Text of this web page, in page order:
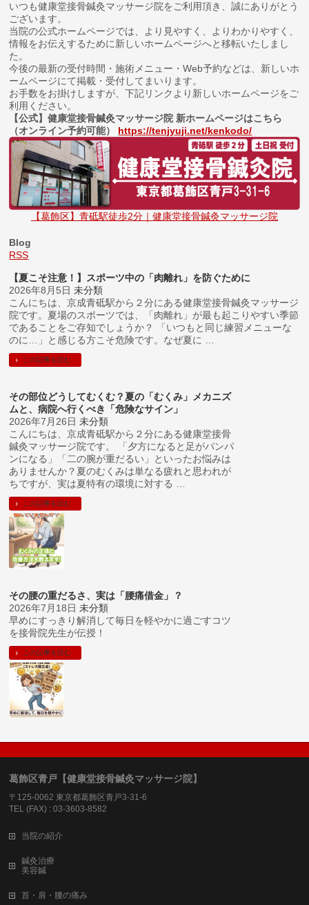
いつも健康堂接骨鍼灸マッサージ院をご利用頂き、誠にありがとう
ございます。
当院の公式ホームページでは、より見やすく、よりわかりやすく、
情報をお伝えするために新しいホームページへと移転いたしまし
た。
今後の最新の受付時間・施術メニュー・Web予約などは、新しいホ
ームページにて掲載・受付してまいります。
お手数をお掛けしますが、下記リンクより新しいホームページをご
利用ください。
【公式】健康堂接骨鍼灸マッサージ院 新ホームページはこちら
（オンライン予約可能） https://tenjyuji.net/kenkodo/
【葛飾区】青砥駅徒歩2分｜健康堂接骨鍼灸マッサージ院
Blog
RSS
【夏こそ注意！】スポーツ中の「肉離れ」を防ぐために
2026年8月5日 未分類
こんにちは、京成青砥駅から２分にある健康堂接骨鍼灸マッサージ
院です。夏場のスポーツでは、「肉離れ」が最も起こりやすい季節
であることをご存知でしょうか？ 「いつもと同じ練習メニューな
のに…」と感じる方こそ危険です。なぜ夏に …
この記事を読む
その部位どうしてむくむ？夏の「むくみ」メカニズ
ムと、病院へ行くべき「危険なサイン」
2026年7月26日 未分類
こんにちは、京成青砥駅から２分にある健康堂接骨
鍼灸マッサージ院です。 「夕方になると足がパンパ
ンになる」「二の腕が重だるい」といったお悩みは
ありませんか？夏のむくみは単なる疲れと思われが
ちですが、実は夏特有の環境に対する …
この記事を読む
その腰の重だるさ、実は「腰痛借金」？
2026年7月18日 未分類
早めにすっきり解消して毎日を軽やかに過ごすコツ
を接骨院先生が伝授！
この記事を読む
葛飾区青戸【健康堂接骨鍼灸マッサージ院】
〒125-0062 東京都葛飾区青戸3-31-6
TEL (FAX) : 03-3603-8582
当院の紹介
鍼灸治療
美容鍼
首・肩・腰の痛み